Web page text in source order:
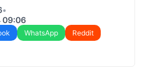
•
09:06
WhatsApp
Reddit